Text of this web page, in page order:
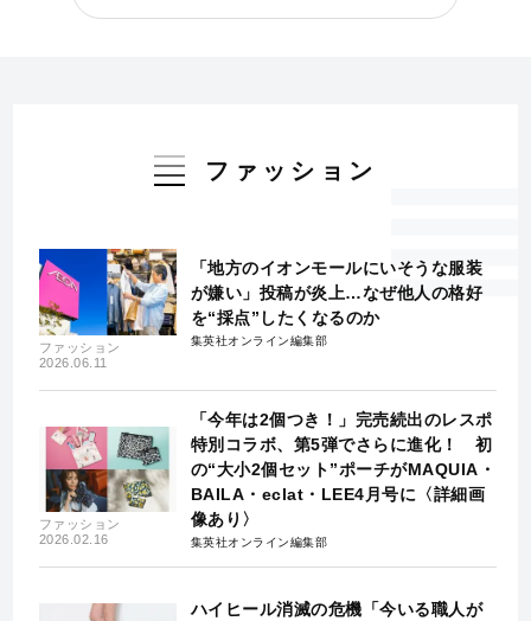
ファッション
ファッション
2026.06.11
「地方のイオンモールにいそうな服装
が嫌い」投稿が炎上…なぜ他人の格好
を“採点”したくなるのか
集英社オンライン編集部
ファッション
2026.02.16
「今年は2個つき！」完売続出のレスポ
特別コラボ、第5弾でさらに進化！ 初
の“大小2個セット”ポーチがMAQUIA・
BAILA・eclat・LEE4月号に〈詳細画
像あり〉
集英社オンライン編集部
ハイヒール消滅の危機「今いる職人が